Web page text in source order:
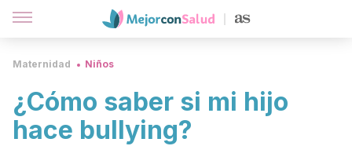
Maternidad Niños
¿Cómo saber si mi hijo
hace bullying?